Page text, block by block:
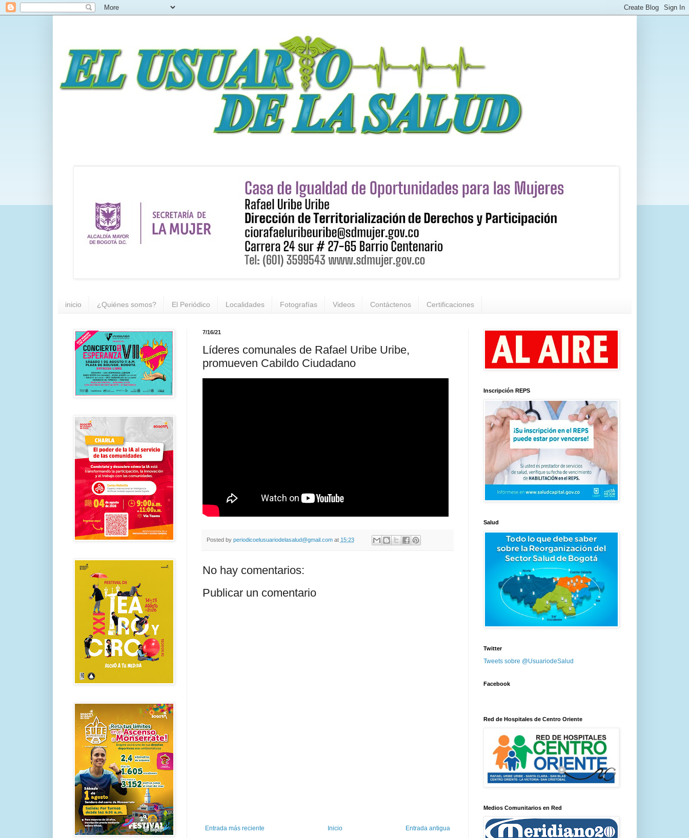
inicio ¿Quiénes somos? El Periódico Localidades Fotografías Videos Contáctenos Certificaciones
7/16/21
Líderes comunales de Rafael Uribe Uribe,
promueven Cabildo Ciudadano
Posted by periodicoelusuariodelasalud@gmail.com at 15:23
No hay comentarios:
Publicar un comentario
Entrada más reciente Entrada antigua
Inicio
Inscripción REPS
Salud
Twitter
Tweets sobre @UsuariodeSalud
Facebook
Red de Hospitales de Centro Oriente
Medios Comunitarios en Red